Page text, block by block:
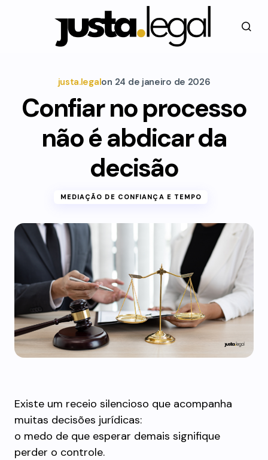
justa.legalon 24 de janeiro de 2026
Confiar no processo
não é abdicar da
decisão
MEDIAÇÃO DE CONFIANÇA E TEMPO
Existe um receio silencioso que acompanha
muitas decisões jurídicas:
o medo de que esperar demais signifique
perder o controle.